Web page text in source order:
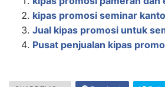
kipas promosi seminar
Jual kipas promosi untuk
Pusat penjualan kipas